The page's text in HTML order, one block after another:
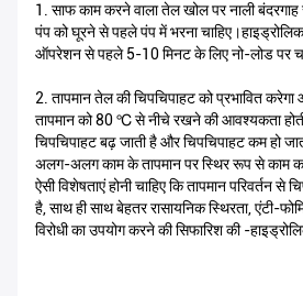
1. साफ काम करने वाला तेल खोल पर नाली
पंप को घूरने से पहले पंप में भरना
ऑपरेशन से पहले 5-10 मिनट के लिए नो-लोड पर
2. तापमान तेल की चिपचिपाहट को प्रभावित
तापमान को 80 ℃ से नीचे रखने की आवश्यकता
चिपचिपाहट बढ़ जाती है और चिपचिपाहट कम हो
अलग-अलग काम के तापमान पर स्थिर रूप से काम
ऐसी विशेषताएं होनी चाहिए कि तापमान परिवर्तन से
है, साथ ही साथ बेहतर रासायनिक स्थिरता, एंटी-
विरोधी का उपयोग करने की सिफारिश की -